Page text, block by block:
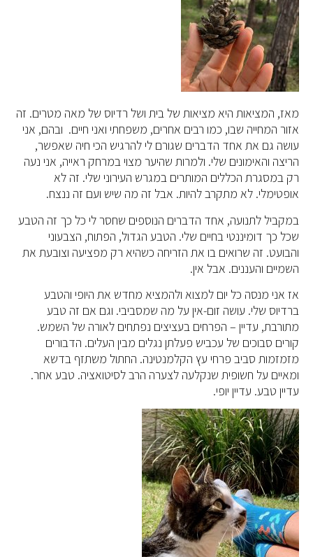
מאז, המציאות היא מציאות של בית ושל רדיוס של מאה מטרים. זה
אזור המחייה שבו, כמו רבים אחרים, משפחתי ואני חיים. ובהם, אני
עושה גם את אחד הדברים שגורם לי להרגיש הכי חיה שאפשר,
הריצה והאימונים שלי. ולמרות שהיער מצוי במרחק ראייה, אני נעה
רק במסגרת הכללים המותרים במגרש העירוני שלי. זה לא
אופטימלי. לא מתקרב להיות. אבל זה מה שיש ועם זה ננצח.
במקביל לתנועה, אחד הדברים הנוספים שחסר לי כל כך זה הטבע
שכל כך דומיננטי בחיים שלי. הטבע הגדול, הפתוח, הצבעוני
והבועט. זה שרואים בו את הזריחה כשהיא רק מפציעה וצובעת את
השמיים והעננים. אבל אין.
אז אני מנסה כל יום למצוא ולהמציא מחדש את היופי והטבע
ברדיוס שלי. עושה זום-אין על מה שמסביבי. וגם אם זה טבע
מתורבת, עדיין – הפרחים בעציצים נפתחים לאורה של השמש.
קורים סבוכים של עכביש פעלתן נגלים מבין העלים. הדבורים
מזמזמות סביב פרחי עץ הקלמנטינה. החתול משתזף בדשא
ומאיים על חשופית שנקלעה לצערה הרב לסיטואציה. טבע אחר.
עדיין טבע. עדיין יופי.